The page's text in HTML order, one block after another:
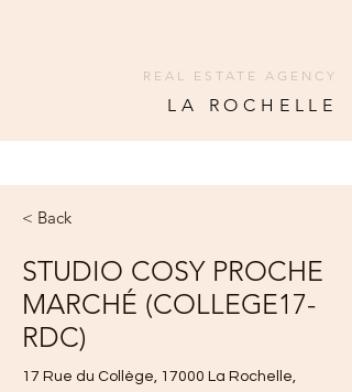
REAL ESTATE AGENCY
LA ROCHELLE
< Back
STUDIO COSY PROCHE
MARCHÉ (COLLEGE17-
RDC)
17 Rue du Collège, 17000 La Rochelle,